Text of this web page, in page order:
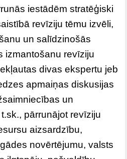
iestādēm stratēģiski
revīziju tēmu izvēli,
un salīdzinošās
izmantošanu revīziju
divas ekspertu jeb
apmaiņas diskusijas
un
pārrunājot revīziju
aizsardzību,
novērtējumu, valsts